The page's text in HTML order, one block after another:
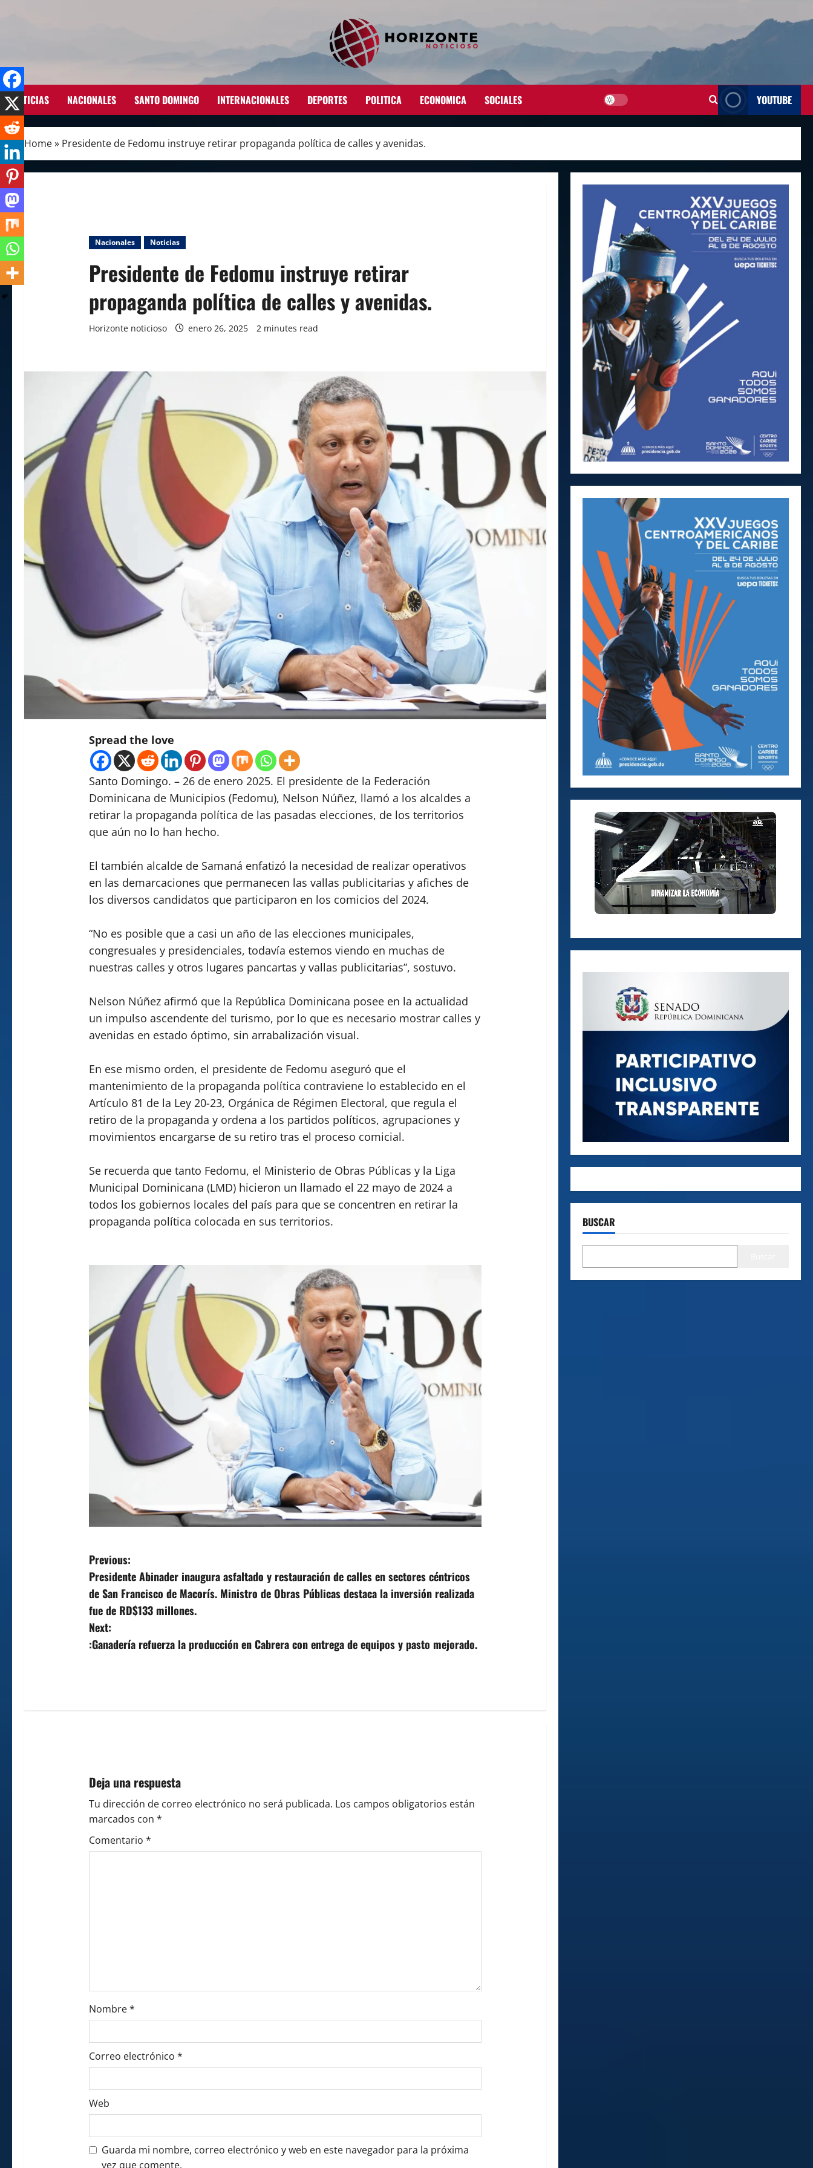
NOTICIAS NACIONALES SANTO DOMINGO INTERNACIONALES DEPORTES POLITICA ECONOMICA SOCIALES YOUTUBE
Home» Presidente de Fedomu instruye retirar propaganda política de calles y avenidas.
Nacionales Noticias
Presidente de Fedomu instruye retirar
propaganda política de calles y avenidas.
Horizonte noticioso enero 26, 2025 2 minutes read
Spread the love
Santo Domingo. – 26 de enero 2025. El presidente de la Federación
Dominicana de Municipios (Fedomu), Nelson Núñez, llamó a los alcaldes a
retirar la propaganda política de las pasadas elecciones, de los territorios
que aún no lo han hecho.
El también alcalde de Samaná enfatizó la necesidad de realizar operativos
en las demarcaciones que permanecen las vallas publicitarias y afiches de
los diversos candidatos que participaron en los comicios del 2024.
“No es posible que a casi un año de las elecciones municipales,
congresuales y presidenciales, todavía estemos viendo en muchas de
nuestras calles y otros lugares pancartas y vallas publicitarias”, sostuvo.
Nelson Núñez afirmó que la República Dominicana posee en la actualidad
un impulso ascendente del turismo, por lo que es necesario mostrar calles y
avenidas en estado óptimo, sin arrabalización visual.
En ese mismo orden, el presidente de Fedomu aseguró que el
mantenimiento de la propaganda política contraviene lo establecido en el
Artículo 81 de la Ley 20-23, Orgánica de Régimen Electoral, que regula el
retiro de la propaganda y ordena a los partidos políticos, agrupaciones y
movimientos encargarse de su retiro tras el proceso comicial.
Se recuerda que tanto Fedomu, el Ministerio de Obras Públicas y la Liga
Municipal Dominicana (LMD) hicieron un llamado el 22 mayo de 2024 a
todos los gobiernos locales del país para que se concentren en retirar la
propaganda política colocada en sus territorios.
P
o
s
t
a
t
i
Previous:
Presidente Abinader inaugura asfaltado y restauración de calles en sectores céntricos
de San Francisco de Macorís. Ministro de Obras Públicas destaca la inversión realizada
fue de RD$133 millones.
Next:
:Ganadería refuerza la producción en Cabrera con entrega de equipos y pasto mejorado.
Deja una respuesta
Tu dirección de correo electrónico no será publicada. Los campos obligatorios están
marcados con *
Comentario *
Nombre*
Correo electrónico *
Web
Guarda mi nombre, correo electrónico y web en este navegador para la próxima
vez que comente.
BUSCAR